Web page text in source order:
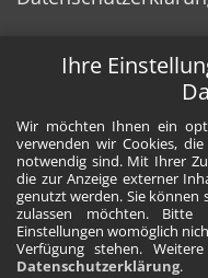
Ihre
Wir möchten Ihnen ein
verwenden wir Cookies,
notwendig sind. Mit Ihrer
die zur Anzeige externer
genutzt werden. Sie können
zulassen möchten.
Einstellungen womöglich
Verfügung stehen.
Datenschutzerklärung.